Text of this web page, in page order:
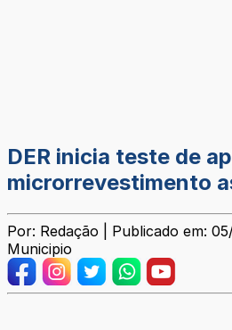
DER inicia teste de
microrrevestimento
Por: Redação | Publicado em:
Municipio